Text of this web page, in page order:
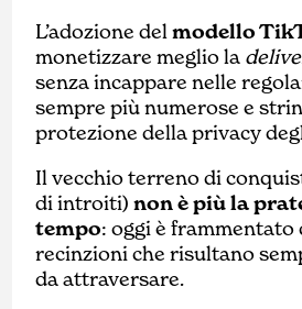
L’adozione delmodello
monetizzare meglio la
senza incappare nelle
sempre più numerose e
protezione della privacy
Il vecchio terreno di
di introiti) non è più la
tempo: oggi è frammentato
recinzioni che risultano
da attraversare.